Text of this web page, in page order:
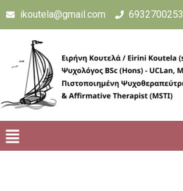
ikoutela@gmail.com 6932700253